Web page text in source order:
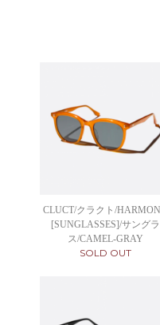
CLUCT/クラクト/
[SUNGLASSES]/サングラ
ス/CAMEL-GRAY
SOLD OUT